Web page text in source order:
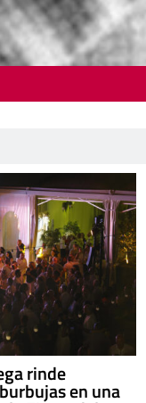
rinde
en una